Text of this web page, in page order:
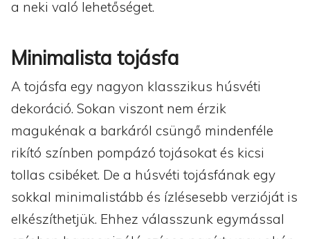
a neki való lehetőséget.
Minimalista tojásfa
A tojásfa egy nagyon klasszikus húsvéti
dekoráció. Sokan viszont nem érzik
magukénak a barkáról csüngő mindenféle
rikító színben pompázó tojásokat és kicsi
tollas csibéket. De a húsvéti tojásfának egy
sokkal minimalistább és ízlésesebb verzióját is
elkészíthetjük. Ehhez válasszunk egymással